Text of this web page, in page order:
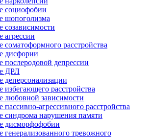
социофобии
шопоголизма
созависимости
агрессии
соматоформного расстройства
дисфории
послеродовой депрессии
ДРЛ
деперсонализации
избегающего расстройства
любовной зависимости
пассивно-агрессивного расстройства
синдрома нарушения памяти
дисморфофобии
генерализованного тревожного